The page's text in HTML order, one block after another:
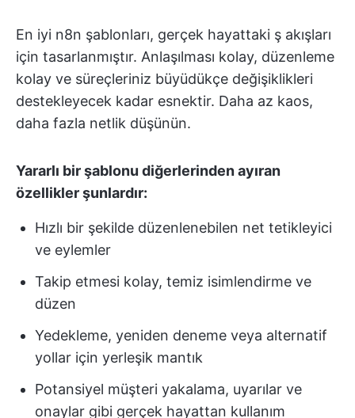
En iyi n8n şablonları, gerçek hayattaki ş akışları
için tasarlanmıştır. Anlaşılması kolay, düzenleme
kolay ve süreçleriniz büyüdükçe değişiklikleri
destekleyecek kadar esnektir. Daha az kaos,
daha fazla netlik düşünün.
Yararlı bir şablonu diğerlerinden ayıran
özellikler şunlardır:
Hızlı bir şekilde düzenlenebilen net tetikleyici
ve eylemler
Takip etmesi kolay, temiz isimlendirme ve
düzen
Yedekleme, yeniden deneme veya alternatif
yollar için yerleşik mantık
Potansiyel müşteri yakalama, uyarılar ve
onaylar gibi gerçek hayattan kullanım